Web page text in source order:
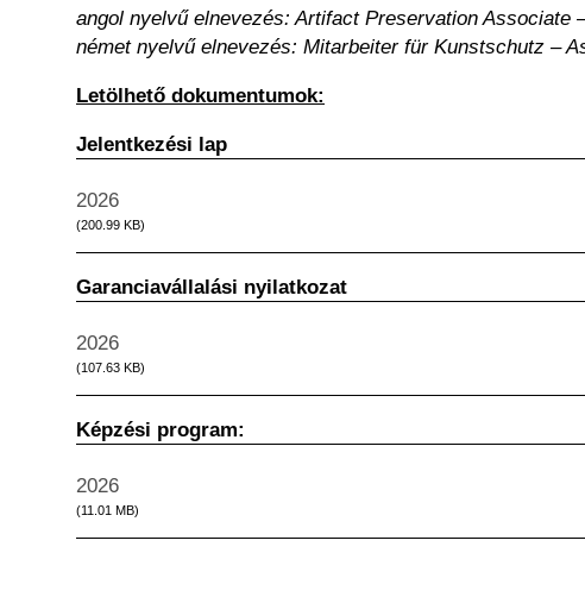
angol nyelvű elnevezés: Artifact Preservation Associate
német nyelvű elnevezés: Mitarbeiter für Kunstschutz –
Letölhető dokumentumok:
Jelentkezési lap
Év
2026
Fájl
(200.99 KB)
Garanciavállalási nyilatkozat
Év
2026
Fájl
(107.63 KB)
Képzési program:
Év
2026
Fájl
(11.01 MB)